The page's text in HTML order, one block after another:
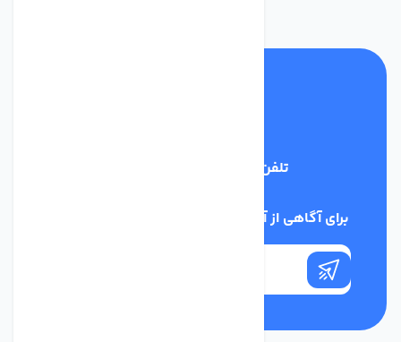
تلفن پشتیبانی
برای آگاهی از آخرین اخبار در خبرنامه ما عضو شوید